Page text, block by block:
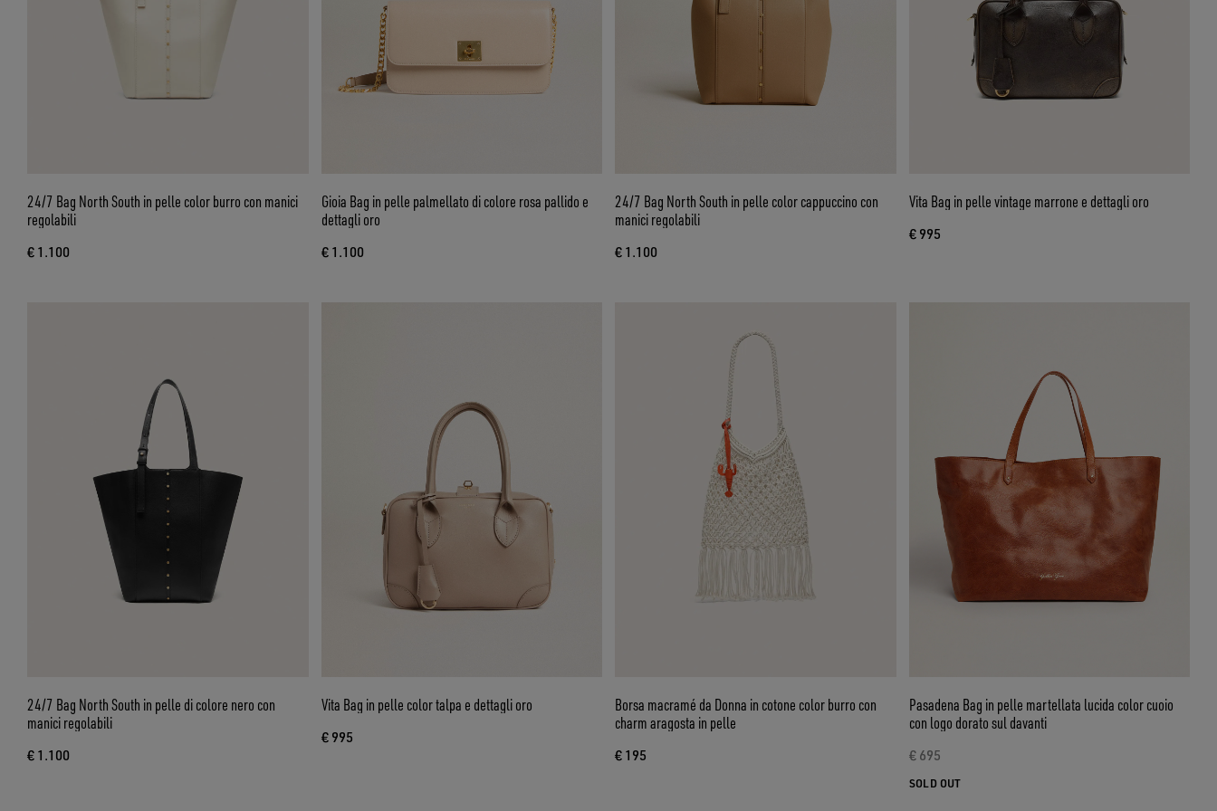
24/7 Bag North South in pelle color burro con manici
regolabili
€ 1.100
Gioia Bag in pelle palmellato di colore rosa pallido e
dettagli oro
€ 1.100
24/7 Bag North South in pelle color cappuccino con
manici regolabili
€ 1.100
Vita Bag in pelle vintage marrone e dettagli oro
€ 995
24/7 Bag North South in pelle di colore nero con
manici regolabili
€ 1.100
Vita Bag in pelle color talpa e dettagli oro
€ 995
Borsa macramé da Donna in cotone color burro con
charm aragosta in pelle
€ 195
Pasadena Bag in pelle martellata lucida color cuoio
con logo dorato sul davanti
€ 695
SOLD OUT